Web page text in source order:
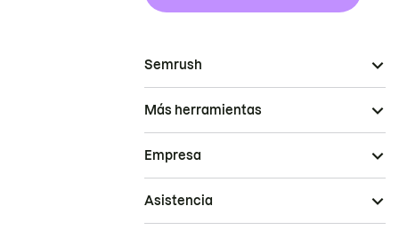
Semrush
Más herramientas
Empresa
Asistencia